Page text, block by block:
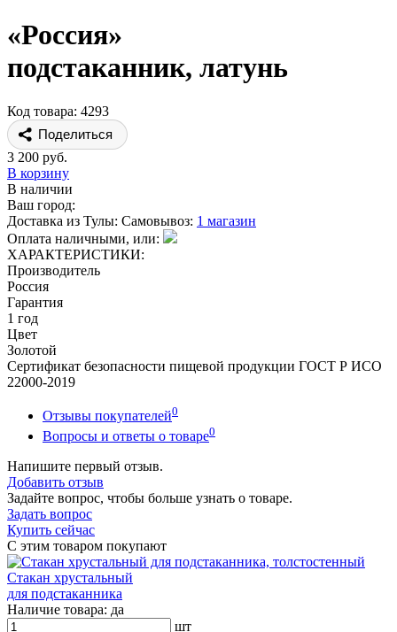
«Россия»
подстаканник, латунь
Код товара: 4293
Поделиться
3 200 руб.
В корзину
В наличии
Ваш город:
Доставка из Тулы: Самовывоз: 1 магазин
Оплата наличными, или:
ХАРАКТЕРИСТИКИ:
Производитель
Россия
Гарантия
1 год
Цвет
Золотой
Сертификат безопасности пищевой продукции ГОСТ Р ИСО
22000-2019
Отзывы покупателей0
Вопросы и ответы о товаре0
Напишите первый отзыв.
Добавить отзыв
Задайте вопрос, чтобы больше узнать о товаре.
Задать вопрос
Купить сейчас
С этим товаром покупают
Стакан хрустальный
для подстаканника
Наличие товара: да
шт